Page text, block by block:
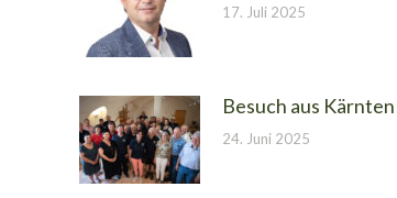
17. Juli 2025
Besuch aus Kärnten
24. Juni 2025